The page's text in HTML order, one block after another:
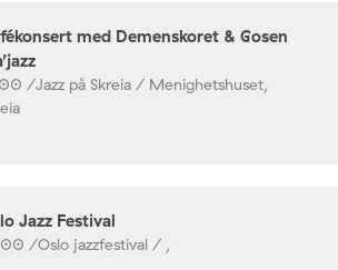
med Demenskoret & Gosen
/Jazz på Skreia / Menighetshuset,
Jazz Festival
/Oslo jazzfestival / ,